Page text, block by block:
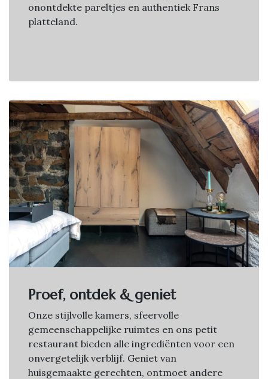
onontdekte pareltjes en authentiek Frans
platteland.
Proef, ontdek & geniet
Onze stijlvolle kamers, sfeervolle
gemeenschappelijke ruimtes en ons petit
restaurant bieden alle ingrediënten voor een
onvergetelijk verblijf. Geniet van
huisgemaakte gerechten, ontmoet andere